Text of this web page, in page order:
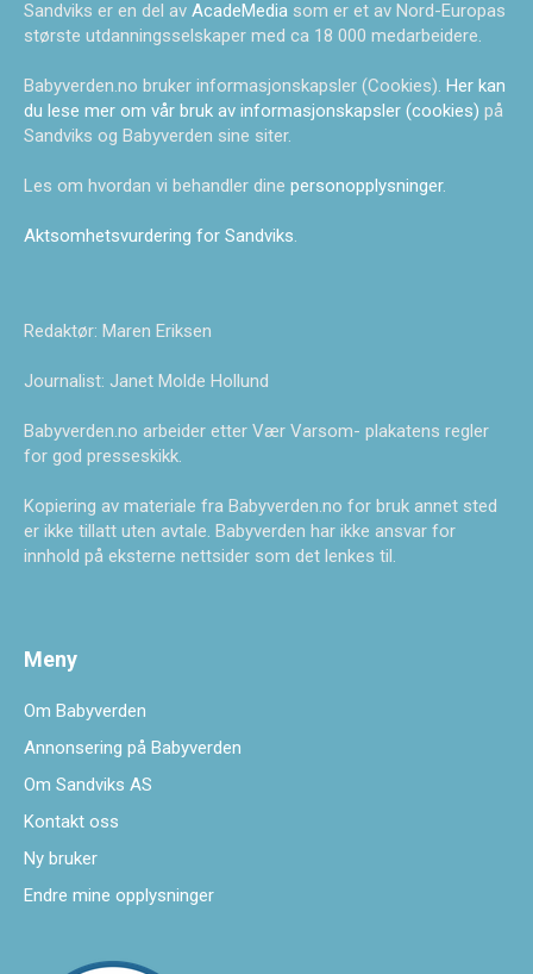
Sandviks er en del av AcadeMedia som er et av Nord-Europas
største utdanningsselskaper med ca 18 000 medarbeidere.
Babyverden.no bruker informasjonskapsler (Cookies). Her kan
du lese mer om vår bruk av informasjonskapsler (cookies) på
Sandviks og Babyverden sine siter.
Les om hvordan vi behandler dine personopplysninger.
Aktsomhetsvurdering for Sandviks.
Redaktør: Maren Eriksen
Journalist: Janet Molde Hollund
Babyverden.no arbeider etter Vær Varsom- plakatens regler
for god presseskikk.
Kopiering av materiale fra Babyverden.no for bruk annet sted
er ikke tillatt uten avtale. Babyverden har ikke ansvar for
innhold på eksterne nettsider som det lenkes til.
Meny
Om Babyverden
Annonsering på Babyverden
Om Sandviks AS
Kontakt oss
Ny bruker
Endre mine opplysninger